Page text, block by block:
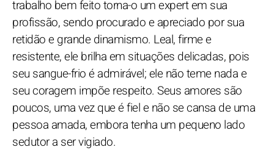
trabalho bem feito torna-o um expert em sua
profissão, sendo procurado e apreciado por sua
retidão e grande dinamismo. Leal, firme e
resistente, ele brilha em situações delicadas, pois
seu sangue-frio é admirável; ele não teme nada e
seu coragem impõe respeito. Seus amores são
poucos, uma vez que é fiel e não se cansa de uma
pessoa amada, embora tenha um pequeno lado
sedutor a ser vigiado.